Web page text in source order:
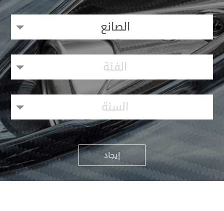
الصانع
الفئة
السنة
إيجاد